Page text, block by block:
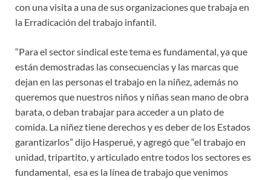
con una visita a una de sus organizaciones que trabaja en
la Erradicación del trabajo infantil.
“Para el sector sindical este tema es fundamental, ya que
están demostradas las consecuencias y las marcas que
dejan en las personas el trabajo en la niñez, además no
queremos que nuestros niños y niñas sean mano de obra
barata, o deban trabajar para acceder a un plato de
comida. La niñez tiene derechos y es deber de los Estados
garantizarlos” dijo Hasperué, y agregó que “el trabajo en
unidad, tripartito, y articulado entre todos los sectores es
fundamental, esa es la línea de trabajo que venimos